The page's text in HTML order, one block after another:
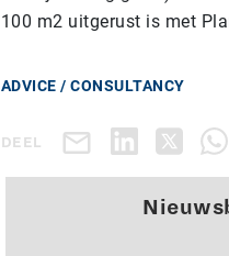
100 m2 uitgerust is met
ADVICE / CONSULTANCY
DEEL